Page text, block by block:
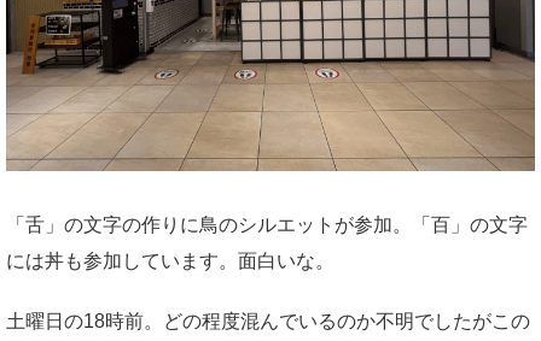
「舌」の文字の作りに鳥のシルエットが参加。「百」の文字
には丼も参加しています。面白いな。
土曜日の18時前。どの程度混んでいるのか不明でしたがこの